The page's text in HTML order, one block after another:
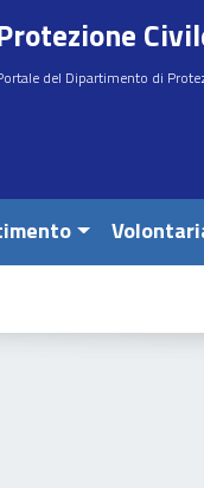
del Dipartimento di